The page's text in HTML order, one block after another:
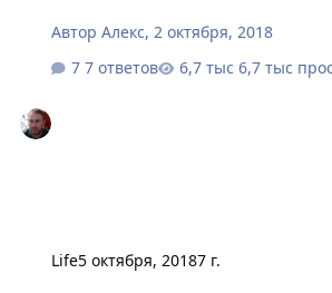
АвторАлекс,2 октября, 2018
7 ответов
6,7 тыс
Life5 октября, 20187 г.